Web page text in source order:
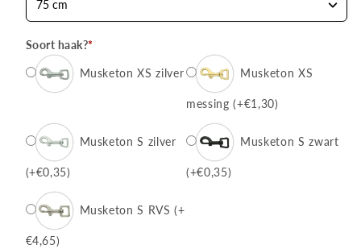
Soort haak?*
Musketon XS zilver Musketon XS
messing (+€1,30)
Musketon S zilver
(+€0,35)
Musketon S zwart
(+€0,35)
Musketon S RVS (+
€4,65)